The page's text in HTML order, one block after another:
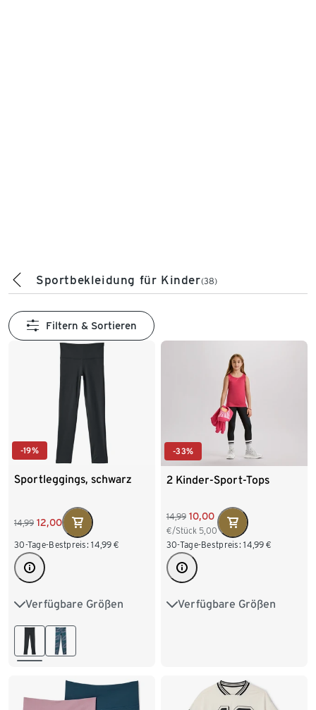
Sportbekleidung für Kinder(38)
Filtern & Sortieren
-19%
Sportleggings, schwarz
14,99 12,00
30-Tage-Bestpreis: 14,99 €
Verfügbare Größen
122/128 134/140
146/152
-33%
2 Kinder-Sport-Tops
14,99 10,00
€/Stück 5,00
30-Tage-Bestpreis: 14,99 €
Verfügbare Größen
122/128 134/140